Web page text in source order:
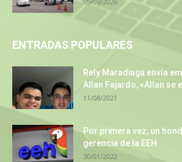
ENTRADAS POPULARES
Rely Maradiaga envía
Allan Fajardo, «Allan se
11/08/2021
Por primera vez, un
gerencia de la EEH
30/01/2022